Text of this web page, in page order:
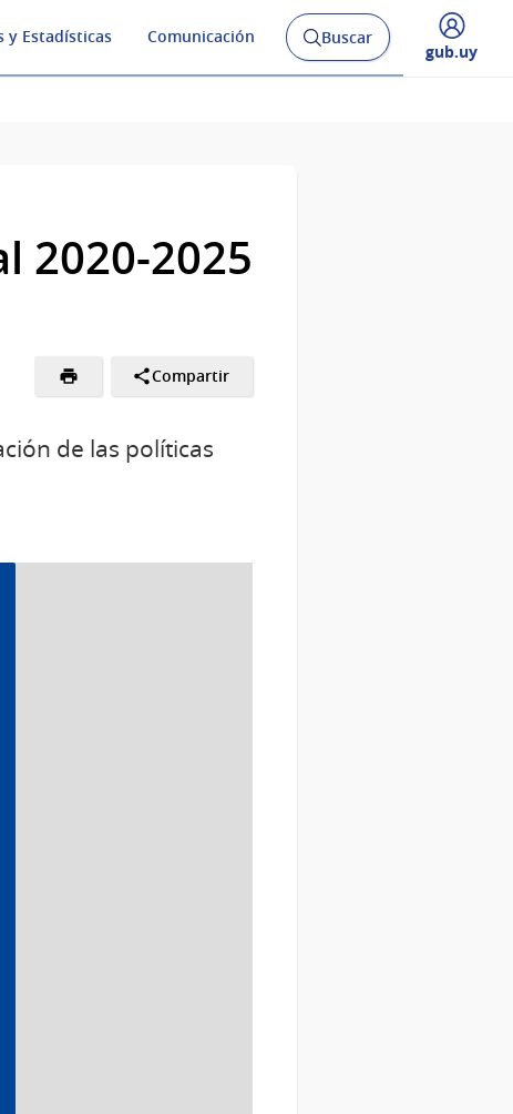
y Estadísticas Comunicación
Abrir
buscador
Buscar
Desplegar
gub.uy
2020-2025
Compartir
de las políticas